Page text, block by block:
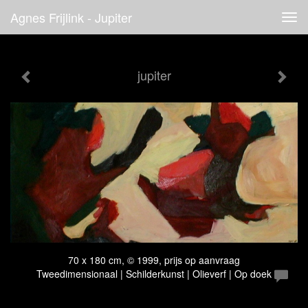
Agnes Frijlink - Jupiter
jupiter
70 x 180 cm, © 1999, prijs op aanvraag
Tweedimensionaal | Schilderkunst | Olieverf | Op doek